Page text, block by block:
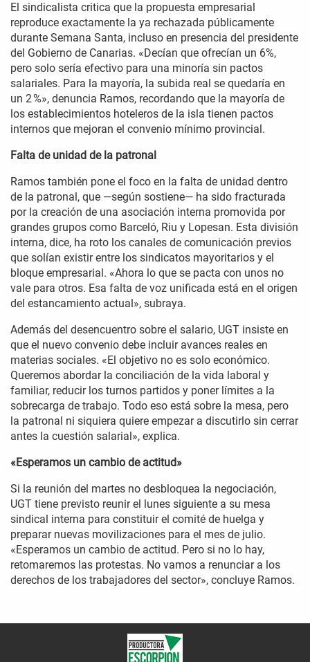
El sindicalista critica que la propuesta empresarial
reproduce exactamente la ya rechazada públicamente
durante Semana Santa, incluso en presencia del presidente
del Gobierno de Canarias. «Decían que ofrecían un 6%,
pero solo sería efectivo para una minoría sin pactos
salariales. Para la mayoría, la subida real se quedaría en
un 2 %», denuncia Ramos, recordando que la mayoría de
los establecimientos hoteleros de la isla tienen pactos
internos que mejoran el convenio mínimo provincial.
Falta de unidad de la patronal
Ramos también pone el foco en la falta de unidad dentro
de la patronal, que —según sostiene— ha sido fracturada
por la creación de una asociación interna promovida por
grandes grupos como Barceló, Riu y Lopesan. Esta división
interna, dice, ha roto los canales de comunicación previos
que solían existir entre los sindicatos mayoritarios y el
bloque empresarial. «Ahora lo que se pacta con unos no
vale para otros. Esa falta de voz unificada está en el origen
del estancamiento actual», subraya.
Además del desencuentro sobre el salario, UGT insiste en
que el nuevo convenio debe incluir avances reales en
materias sociales. «El objetivo no es solo económico.
Queremos abordar la conciliación de la vida laboral y
familiar, reducir los turnos partidos y poner límites a la
sobrecarga de trabajo. Todo eso está sobre la mesa, pero
la patronal ni siquiera quiere empezar a discutirlo sin cerrar
antes la cuestión salarial», explica.
«Esperamos un cambio de actitud»
Si la reunión del martes no desbloquea la negociación,
UGT tiene previsto reunir el lunes siguiente a su mesa
sindical interna para constituir el comité de huelga y
preparar nuevas movilizaciones para el mes de julio.
«Esperamos un cambio de actitud. Pero si no lo hay,
retomaremos las protestas. No vamos a renunciar a los
derechos de los trabajadores del sector», concluye Ramos.